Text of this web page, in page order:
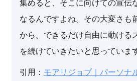
集めると、そこに向けての宣伝
なるんですよね。その大変さも
から。できるだけ自由に動ける
を続けていきたいと思っていま
引用： モアリジョブ｜パーソナ